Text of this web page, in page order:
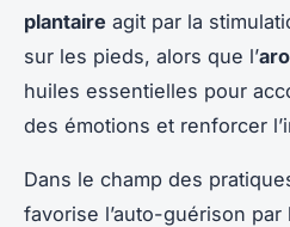
plantaire agit par la
sur les pieds, alors que l’
huiles essentielles pour
des émotions et renforcer
Dans le champ des
favorise l’auto-guérison par